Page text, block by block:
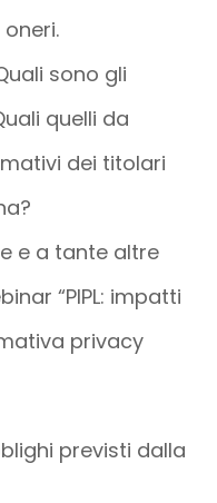
sono gli
quelli da
dei titolari
e a tante altre
“PIPL: impatti
privacy
previsti dalla